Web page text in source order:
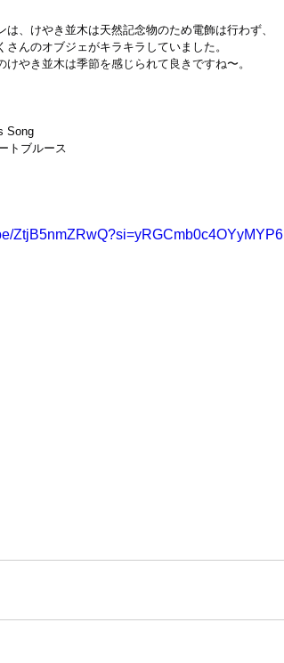
は、けやき並木は天然記念物のため電飾は行わず、
さんのオブジェがキラキラしていました。
けやき並木は季節を感じられて良きですね〜。
Song
トブルース
ZtjB5nmZRwQ?si=yRGCmb0c4OYyMYP6